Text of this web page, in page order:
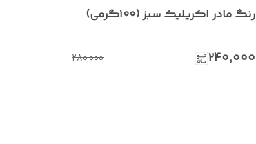
رنگ مادر اکریلیک سبز (۱۰۰گرمی)
۲۴۰٬۰۰۰ ۲۸۰٬۰۰۰